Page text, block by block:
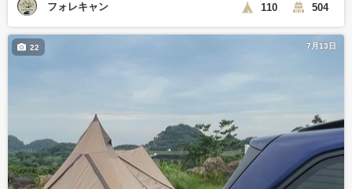
フォレキャン 110 504
7月13日
22